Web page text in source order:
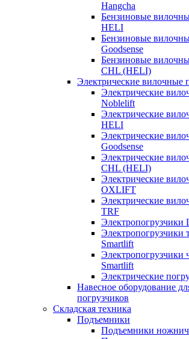
Hangcha
Бензиновые
HELI
Бензиновые
Goodsense
Бензиновые
CHL (HELI)
Электрические вилочные
Электрические
Noblelift
Электрические
HELI
Электрические
Goodsense
Электрические
CHL (HELI)
Электрические
OXLIFT
Электрические
TRF
Электропогрузчики
Электропогрузчики
Smartlift
Электропогрузчики
Smartlift
Электрические
Навесное оборудование
погрузчиков
Складская техника
Подъемники
Подъемники